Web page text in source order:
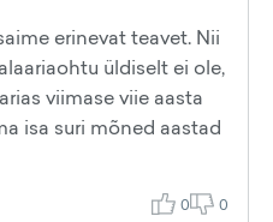
erinevat teavet. Nii
üldiselt ei ole,
viimase viie aasta
isa suri mõned aastad
0 0